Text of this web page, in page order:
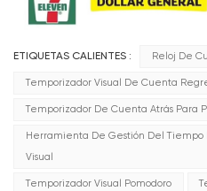
ETIQUETAS CALIENTES : Reloj De
Temporizador Visual De Cuenta
Temporizador De Cuenta Atrás Para
Herramienta De Gestión Del Tiempo
Visual
Temporizador Visual Pomodoro